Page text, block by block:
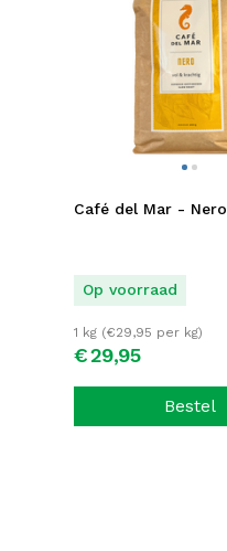
Café del Mar - Nero
Op voorraad
€29,95
1 kg (€29,95 per kg)
Bestel